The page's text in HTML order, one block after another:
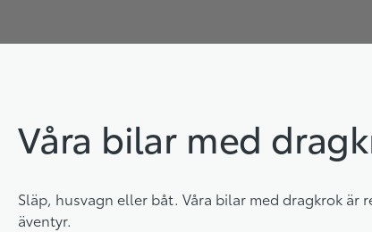
Våra bilar med
Släp, husvagn eller båt. Våra bilar med dragkrok är
äventyr.